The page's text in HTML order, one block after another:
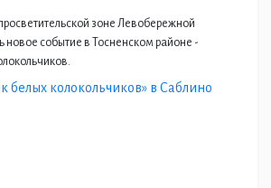
зоне Левобережной
новое событие в Тосненском районе -